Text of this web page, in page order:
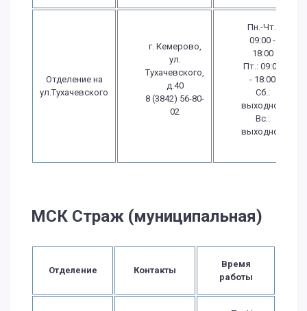
Отделение на
ул.Тухачевского
г. Кемерово,
ул.
Тухачевского,
д.40
8 (3842) 56-80-
02
Пн.-Чт.:
09:00 -
18:00
Пт.: 09:00
- 18:00
Сб.:
выходной
Вс.:
выходной
МСК Страж (муниципальная)
Отделение Контакты
Время
работы